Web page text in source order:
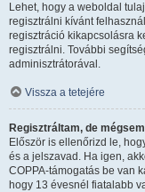
Lehet, hogy a weboldal
regisztrálni kívánt
regisztráció kikapcsolásra
regisztrálni. További
adminisztrátorával.
Vissza a tetejére
Regisztráltam, de
Először is ellenőrizd le,
és a jelszavad. Ha igen,
COPPA-támogatás be van
hogy 13 évesnél fiatalabb